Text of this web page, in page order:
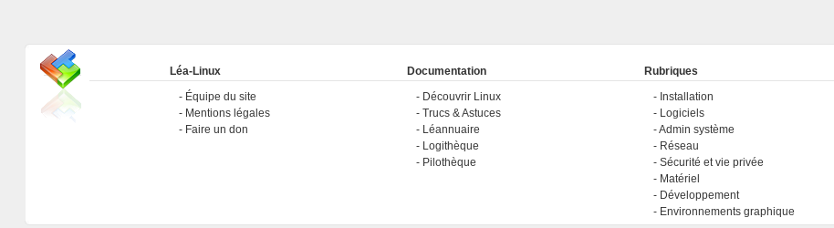
Léa-Linux
Équipe du site
Mentions légales
Faire un don
Documentation
Découvrir Linux
Trucs & Astuces
Léannuaire
Logithèque
Pilothèque
Rubriques
Installation
Logiciels
Admin système
Réseau
Sécurité et vie privée
Matériel
Développement
Environnements graphique